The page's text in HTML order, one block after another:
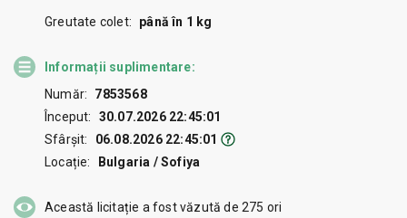
Greutate colet: până în 1 kg
Informații suplimentare:
Număr:
7853568
Început:
30.07.2026 22:45:01
Sfârșit:
06.08.2026 22:45:01
Locație:
Bulgaria / Sofiya
Această licitație a fost văzută de 275 ori